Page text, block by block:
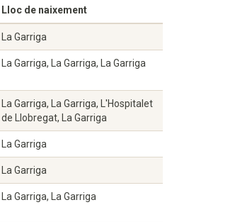
Lloc de naixement
La Garriga
La Garriga, La Garriga, La Garriga
La Garriga, La Garriga, L'Hospitalet
de Llobregat, La Garriga
La Garriga
La Garriga
La Garriga, La Garriga